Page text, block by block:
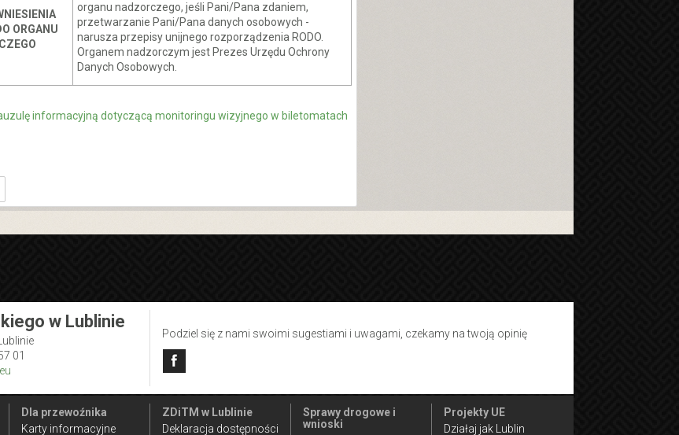
ORGANU
organu nadzorczego, jeśli Pani/Pana zdaniem,
przetwarzanie Pani/Pana danych osobowych -
narusza przepisy unijnego rozporządzenia RODO.
Organem nadzorczym jest Prezes Urzędu Ochrony
Danych Osobowych.
informacyjną dotyczącą monitoringu wizyjnego w biletomatach
w Lublinie
01
Podziel się z nami swoimi sugestiami i uwagami, czekamy na twoją opinię
Dla przewoźnika
Karty informacyjne
ZDiTM w Lublinie
Deklaracja dostępności
Sprawy drogowe i
wnioski
Projekty UE
Działaj jak Lublin